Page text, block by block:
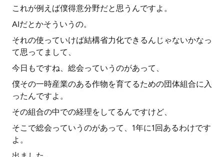
これが例えば僕得意分野だと思うんですよ。
AIだとかそういうの。
それの使っていけば結構省力化できるんじゃないかなっ
て思ってまして、
今日もですね、総会っていうのがあって、
僕その一時産業のある作物を育てるための団体組合に入
ったんですよ。
その組合の中での経理をしてるんですけど、
そこで総会っていうのがあって、1年に1回あるわけです
よ。